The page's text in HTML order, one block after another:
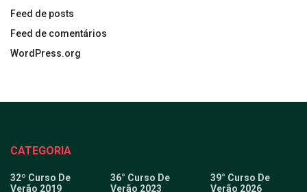
Feed de posts
Feed de comentários
WordPress.org
CATEGORIA
32º Curso De
Verão 2019
36° Curso De
Verão 2023
39° Curso De
Verão 2026